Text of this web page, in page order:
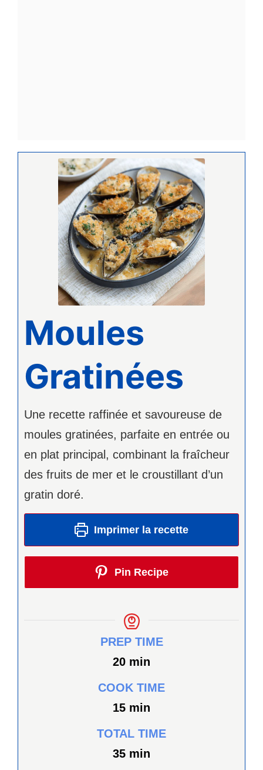
Moules
Gratinées
Une recette raffinée et savoureuse de
moules gratinées, parfaite en entrée ou
en plat principal, combinant la fraîcheur
des fruits de mer et le croustillant d’un
gratin doré.
Imprimer la recette
Pin Recipe
PREP TIME
20minutes
min
COOK TIME
15minutes
min
TOTAL TIME
35minutes
min